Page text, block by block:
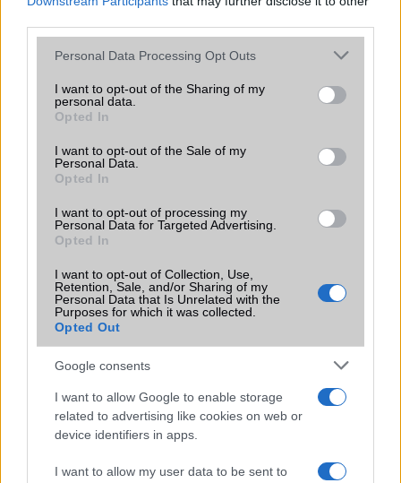
Please note that this website/app uses one or more Google
not limited to your visit or usage behaviour. You may click to
grant or deny consent to Google and its third-party tags to
use your data for below specified purposes in below Google
consent section.
Personal Data Processing Opt Outs
I want to opt-out of the Sharing of my
personal data.
Opted In
I want to opt-out of the Sale of my
Personal Data.
Opted In
I want to opt-out of processing my
Personal Data for Targeted Advertising.
Opted In
I want to opt-out of Collection, Use,
Retention, Sale, and/or Sharing of my
Personal Data that Is Unrelated with the
Purposes for which it was collected.
Opted Out
Google consents
I want to allow Google to enable storage
related to advertising like cookies on web or
device identifiers in apps.
I want to allow my user data to be sent to
A WiFi Direct egy önálló rendszer. Miért is?
WiFi - visszafelé kompatibilitás
Keressen a telefonboltok ajánlatai között!
TELEFONOK GYORSLISTA
Márka :